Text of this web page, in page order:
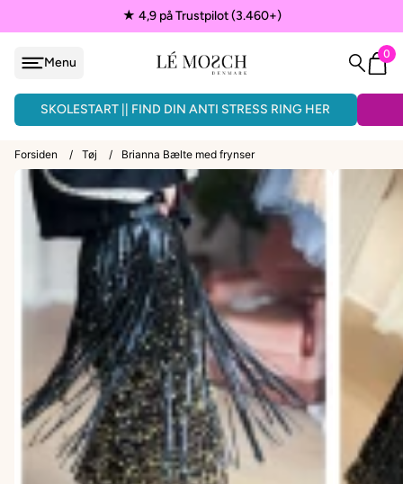
★ 4,9 på Trustpilot (3.460+)
Menu
0
SKOLESTART || FIND DIN ANTI STRESS RING HER
ARMBÅND - 3 FOR 150KR.
Forsiden / Tøj / Brianna Bælte med frynser